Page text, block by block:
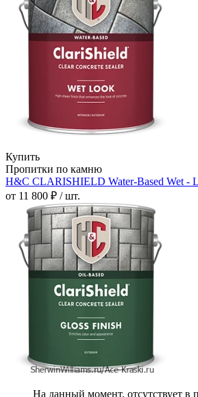
Купить
Пропитки по камню
H&C CLARISHIELD Water-Based Wet -
от 11 800 ₽ / шт.
На данный момент, отсутствует в